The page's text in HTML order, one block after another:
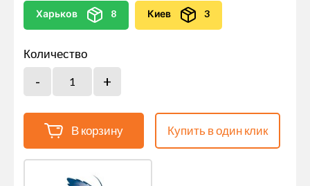
Харьков 8 Киев 3
Количество
В корзину Купить в один клик